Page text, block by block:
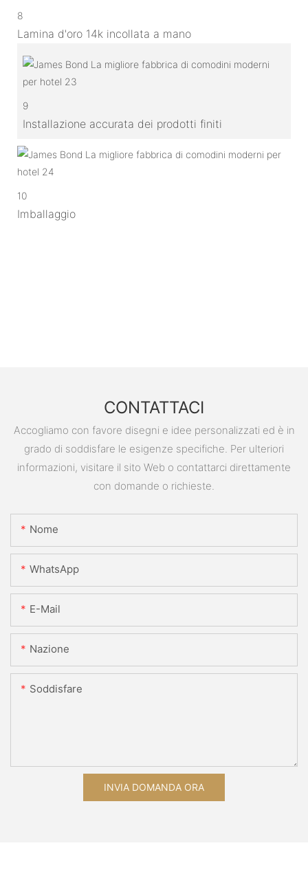
8
Lamina d'oro 14k incollata a mano
9
Installazione accurata dei prodotti finiti
10
Imballaggio
CONTATTACI
Accogliamo con favore disegni e idee personalizzati ed è in
grado di soddisfare le esigenze specifiche. Per ulteriori
informazioni, visitare il sito Web o contattarci direttamente
con domande o richieste.
Nome
WhatsApp
E-Mail
Nazione
Soddisfare
INVIA DOMANDA ORA